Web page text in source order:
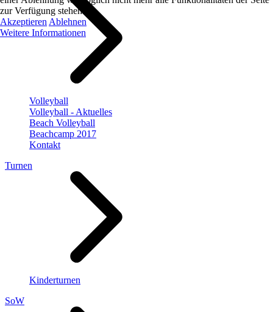
Volleyball
Volleyball - Aktuelles
Beach Volleyball
Beachcamp 2017
Kontakt
Turnen
Kinderturnen
SoW
zur Verfügung stehen.
Akzeptieren Ablehnen
Weitere Informationen